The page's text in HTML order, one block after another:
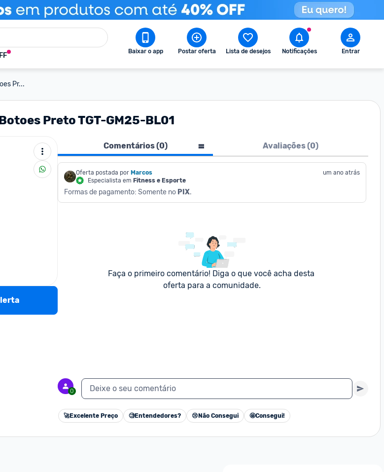
Baixar o app Postar oferta Lista de desejos Notificações Entrar
Pr...
Preto TGT-GM25-BL01
Comentários (0) Avaliações (0)
Oferta postada por Marcos
Especialista em Fitness e Esporte
um ano atrás
Formas de pagamento: Somente no PIX.
Faça o primeiro comentário! Diga o que você acha desta
oferta para a comunidade.
0 Deixe o seu comentário
🚀Excelente Preço 🧐Entendedores? 😢 Não Consegui 🤩Consegui!